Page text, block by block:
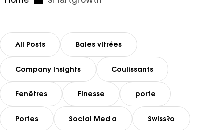
All Posts Baies vitrées
Company Insights Coulissants
Fenêtres Finesse porte
Portes Social Media SwissRo